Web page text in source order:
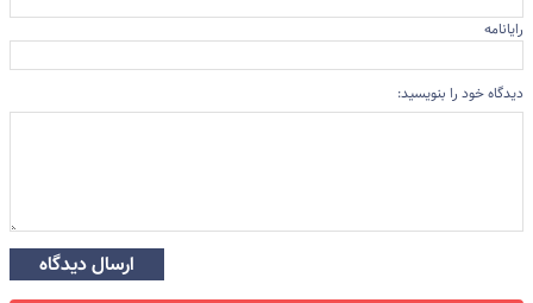
رایانامه
دیدگاه خود را بنویسید:
ارسال دیدگاه